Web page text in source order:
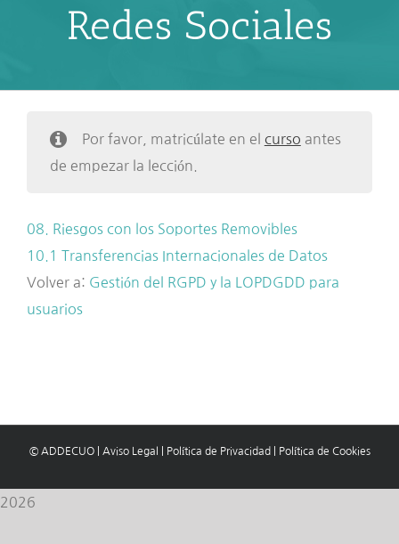
Redes Sociales
Por favor, matricúlate en el curso antes
de empezar la lección.
08. Riesgos con los Soportes Removibles
10.1 Transferencias Internacionales de Datos
Volver a: Gestión del RGPD y la LOPDGDD para
usuarios
© ADDECUO Aviso Legal Política de Privacidad Política de Cookies
2026